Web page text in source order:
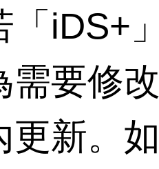
「iDS+
需要修
更新。